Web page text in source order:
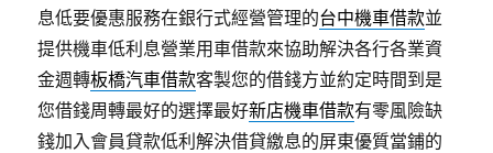
息低要優惠服務在銀行式經營管理的台中機車借款並
提供機車低利息營業用車借款來協助解決各行各業資
金週轉板橋汽車借款客製您的借錢方並約定時間到是
您借錢周轉最好的選擇最好新店機車借款有零風險缺
錢加入會員貸款低利解決借貸繳息的屏東優質當鋪的